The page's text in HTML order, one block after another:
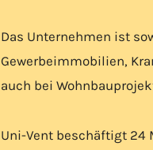
Das Unternehmen ist
Gewerbeimmobilien,
auch bei
Uni-Vent beschäftigt 24